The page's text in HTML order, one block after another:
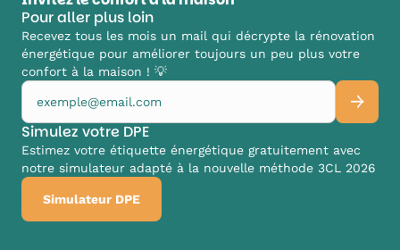
Pour aller plus loin
Recevez tous les mois un mail qui décrypte la rénovation
énergétique pour améliorer toujours un peu plus votre
confort à la maison ! 💡
Simulez votre DPE
Estimez votre étiquette énergétique gratuitement avec
notre simulateur adapté à la nouvelle méthode 3CL 2026
Simulateur DPE